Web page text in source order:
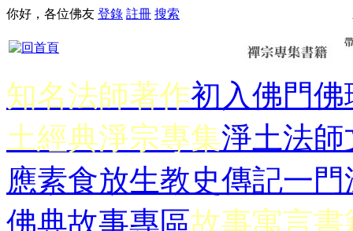
你好，各位佛友 登錄 註冊 搜索
知名法師著作初入佛門佛
土經典淨宗專集淨土法師
應素食放生教史傳記一門
佛典故事專區故事寓言書